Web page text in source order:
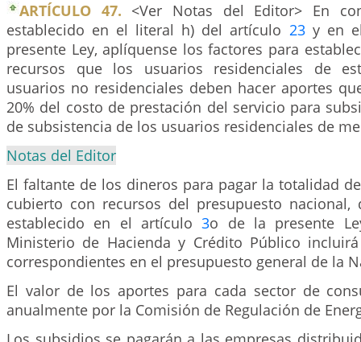
ARTÍCULO 47. <Ver Notas del Editor> En
establecido en el literal h) del artículo 23y en
presente Ley, aplíquense los factores para
recursos que los usuarios residenciales de
usuarios no residenciales deben hacer aportes
20% del costo de prestación del servicio para
de subsistencia de los usuarios residenciales de
Notas del Editor
El faltante de los dineros para pagar la totalidad
cubierto con recursos del presupuesto
establecido en el artículo3o de la presente
Ministerio de Hacienda y Crédito Público
correspondientes en el presupuesto general de la
El valor de los aportes para cada sector de
anualmente por la Comisión de Regulación de